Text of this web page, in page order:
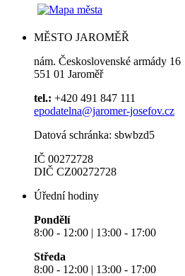
MĚSTO JAROMĚŘ
nám. Československé armády 16
551 01 Jaroměř
tel.: +420 491 847 111
epodatelna@jaromer-josefov.cz
Datová schránka: sbwbzd5
IČ 00272728
DIČ CZ00272728
Úřední hodiny
Pondělí
8:00 - 12:00 | 13:00 - 17:00
Středa
8:00 - 12:00 | 13:00 - 17:00